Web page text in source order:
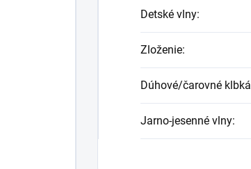
Detské vlny:
Zloženie:
Dúhové/čarovné klbká
Jarno-jesenné vlny: